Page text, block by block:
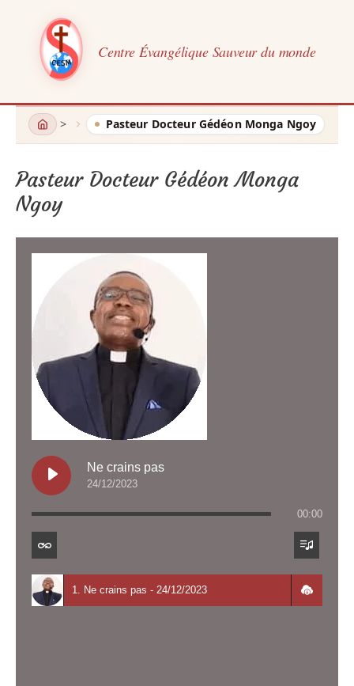
Centre Évangélique Sauveur du monde
Pasteur Docteur Gédéon Monga Ngoy
Pasteur Docteur Gédéon Monga
Ngoy
Ne crains pas
24/12/2023
00:00
1. Ne crains pas - 24/12/2023